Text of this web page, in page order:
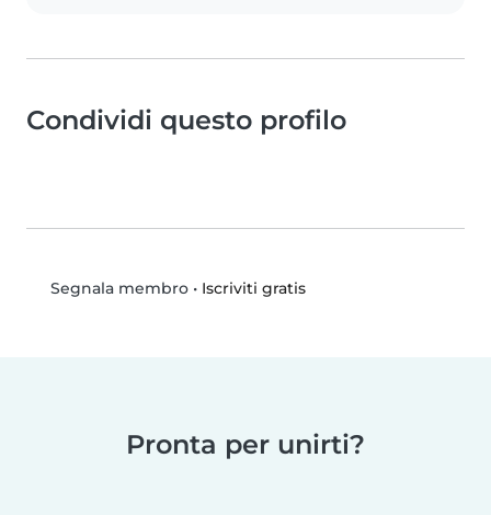
Condividi questo profilo
Segnala membro• Iscriviti gratis
Pronta per unirti?